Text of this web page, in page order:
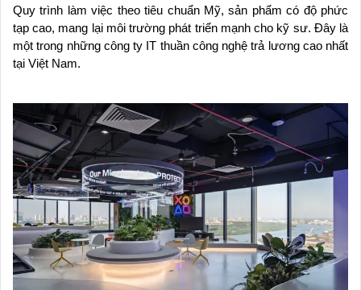
Quy trình làm việc theo tiêu chuẩn Mỹ, sản phẩm có độ phức
tạp cao, mang lại môi trường phát triển mạnh cho kỹ sư. Đây là
một trong những công ty IT thuần công nghệ trả lương cao nhất
tại Việt Nam.